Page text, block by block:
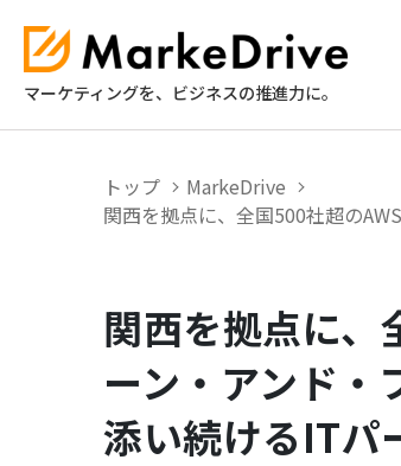
マーケティングを、ビジネスの推進力に。
トップ
MarkeDrive
関西を拠点に、全国500社超の
関西を拠点に
ーン・アンド・
添い続けるITパ